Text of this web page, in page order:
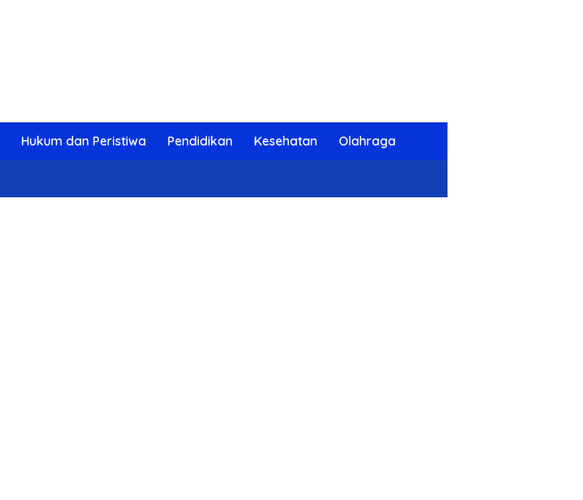
Hukum dan Peristiwa Pendidikan Kesehatan Olahraga